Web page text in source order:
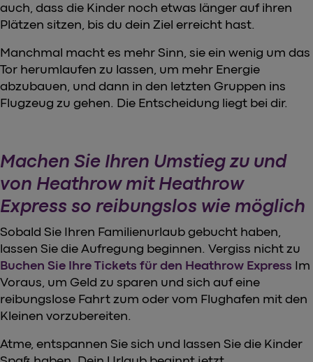
auch, dass die Kinder noch etwas länger auf ihren
Plätzen sitzen, bis du dein Ziel erreicht hast.
Manchmal macht es mehr Sinn, sie ein wenig um das
Tor herumlaufen zu lassen, um mehr Energie
abzubauen, und dann in den letzten Gruppen ins
Flugzeug zu gehen. Die Entscheidung liegt bei dir.
Machen Sie Ihren Umstieg zu und
von Heathrow mit Heathrow
Express so reibungslos wie möglich
Sobald Sie Ihren Familienurlaub gebucht haben,
lassen Sie die Aufregung beginnen. Vergiss nicht zu
Buchen Sie Ihre Tickets für den Heathrow Express Im
Voraus, um Geld zu sparen und sich auf eine
reibungslose Fahrt zum oder vom Flughafen mit den
Kleinen vorzubereiten.
Atme, entspannen Sie sich und lassen Sie die Kinder